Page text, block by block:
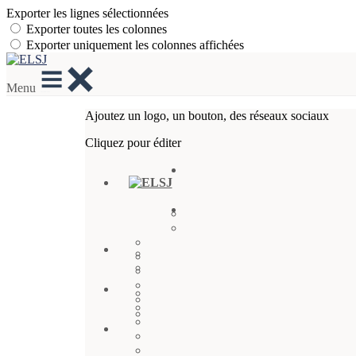
Exporter les lignes sélectionnées
Exporter toutes les colonnes
Exporter uniquement les colonnes affichées
Menu
Ajoutez un logo, un bouton, des réseaux sociaux
Cliquez pour éditer